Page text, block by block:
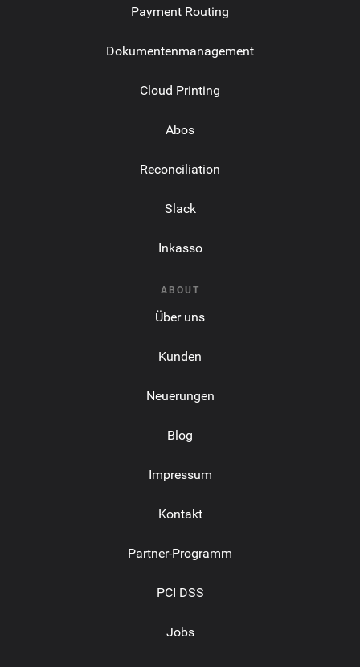
Payment Routing
Dokumentenmanagement
Cloud Printing
Abos
Reconciliation
Slack
Inkasso
ABOUT
Über uns
Kunden
Neuerungen
Blog
Impressum
Kontakt
Partner-Programm
PCI DSS
Jobs